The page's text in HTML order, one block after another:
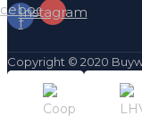
f
Instagram
Copyright © 2020